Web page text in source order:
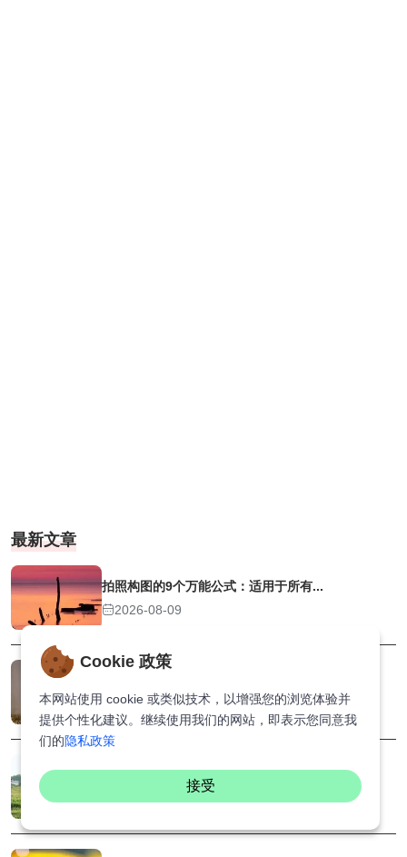
最新文章
拍照构图的9个万能公式：适用于所有...
2026-08-09
2026-08-08
乡下草地也能出片：自然光下的治愈系...
Cookie 政策
本网站使用 cookie 或类似技术，以增强您的浏览体验并
提供个性化建议。继续使用我们的网站，即表示您同意我
们的隐私政策
接受